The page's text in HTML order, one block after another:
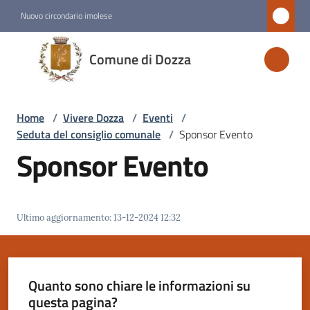
Nuovo circondario imolese
Comune di Dozza
Comune
di
Dozza
Novità
Servizi
Vivere
Dozza
Menu selezionato
Home / Vivere Dozza / Eventi /
Seduta del consiglio comunale / Sponsor Evento
Sponsor Evento
Ultimo aggiornamento:13-12-2024 12:32
Quanto sono chiare le informazioni su
questa pagina?